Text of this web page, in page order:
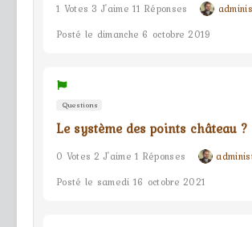
1 Votes 3 J'aime 11 Réponses
Posté le dimanche 6 octobre 2019
Questions
Le système des points château ?
0 Votes 2 J'aime 1 Réponses
Posté le samedi 16 octobre 2021